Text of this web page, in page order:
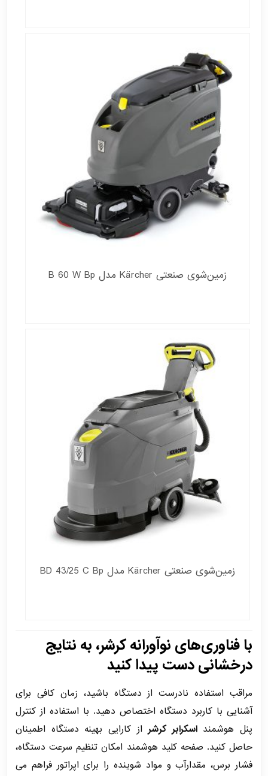
زمین‌شوی صنعتی Kärcher مدل B 60 W Bp
زمین‌شوی صنعتی Kärcher مدل BD 43/25 C Bp
با فناوری‌های نوآورانه کرشر، به نتایج
درخشانی دست پیدا کنید
مراقب استفاده‌ نادرست از دستگاه باشید، زمان کافی برای
آشنایی با کاربرد دستگاه اختصاص دهید. با استفاده از کنترل
پنل هوشمنداسکرابر کرشراز کارایی بهینه دستگاه اطمینان
حاصل کنید. صفحه کلید هوشمند امکان تنظیم سرعت دستگاه،
فشار برس، مقدارآب و مواد شوینده را برای اپراتور فراهم می